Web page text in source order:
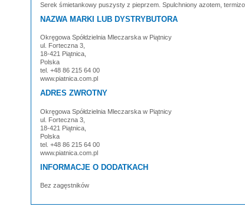
Serek śmietankowy puszysty z pieprzem. Spulchniony azotem,
NAZWA MARKI LUB DYSTRYBUTORA
Okręgowa Spółdzielnia Mleczarska w Piątnicy
ul. Forteczna 3,
18-421 Piątnica,
Polska
tel. +48 86 215 64 00
www.piatnica.com.pl
ADRES ZWROTNY
Okręgowa Spółdzielnia Mleczarska w Piątnicy
ul. Forteczna 3,
18-421 Piątnica,
Polska
tel. +48 86 215 64 00
www.piatnica.com.pl
INFORMACJE O DODATKACH
Bez zagęstników